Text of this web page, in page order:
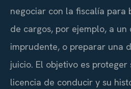
negociar con la fiscalía para
de cargos, por ejemplo, a
imprudente, o preparar una
juicio. El objetivo es proteger
licencia de conducir y su